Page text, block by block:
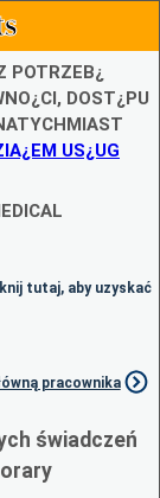
POTRZEB¿
DOST¿PU
US¿UG
tutaj, aby uzyskać
pracownika
świadczeń